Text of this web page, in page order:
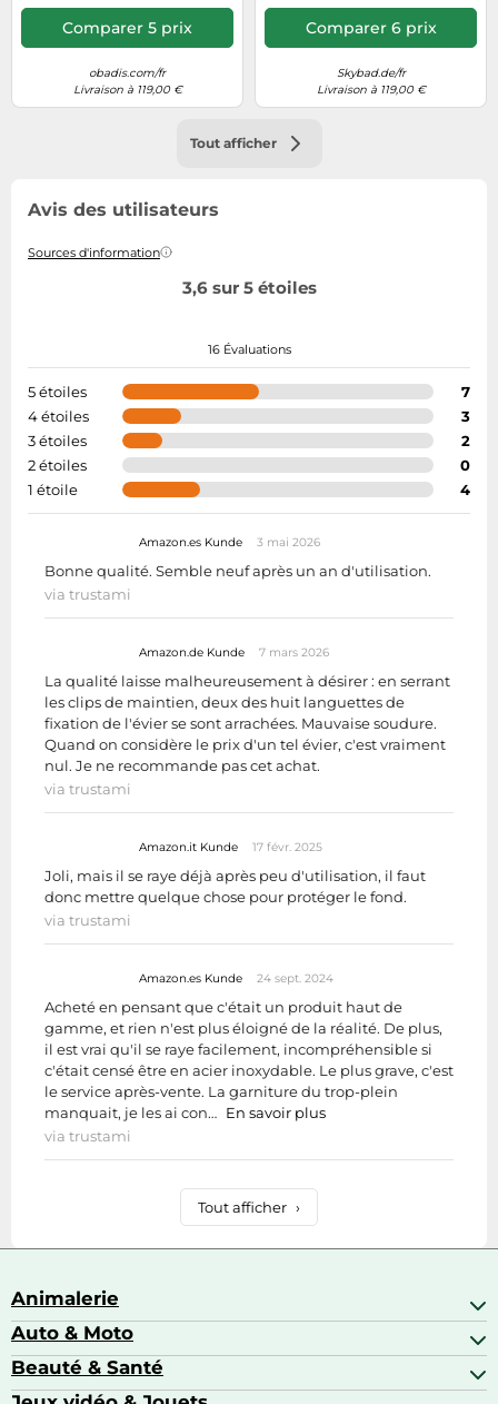
Comparer 5 prix
obadis.com/fr
Livraison à 119,00 €
Comparer 6 prix
Skybad.de/fr
Livraison à 119,00 €
Tout afficher
Avis des utilisateurs
Sources d'information
3,6 sur 5 étoiles
16 Évaluations
5 étoiles
7
4 étoiles
3
3 étoiles
2
2 étoiles
0
1 étoile
4
Amazon.es Kunde 3 mai 2026
Bonne qualité. Semble neuf après un an d'utilisation.
via trustami
Amazon.de Kunde 7 mars 2026
La qualité laisse malheureusement à désirer : en serrant
les clips de maintien, deux des huit languettes de
fixation de l'évier se sont arrachées. Mauvaise soudure.
Quand on considère le prix d'un tel évier, c'est vraiment
nul. Je ne recommande pas cet achat.
via trustami
Amazon.it Kunde 17 févr. 2025
Joli, mais il se raye déjà après peu d'utilisation, il faut
donc mettre quelque chose pour protéger le fond.
via trustami
Amazon.es Kunde 24 sept. 2024
Acheté en pensant que c'était un produit haut de
gamme, et rien n'est plus éloigné de la réalité. De plus,
il est vrai qu'il se raye facilement, incompréhensible si
c'était censé être en acier inoxydable. Le plus grave, c'est
le service après-vente. La garniture du trop-plein
manquait, je les ai con… En savoir plus
via trustami
Tout afficher ›
Animalerie
Abris pour animaux sauvages
Aquariophilie
Colliers GPS
Auto & Moto
Accessoires auto
Attelage & portage
Beauté & Santé